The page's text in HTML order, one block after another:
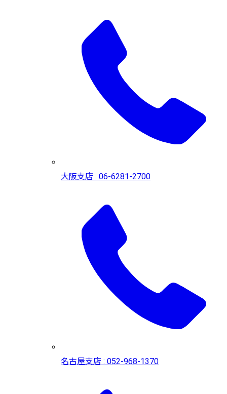
大阪支店 : 06-6281-2700
名古屋支店 : 052-968-1370